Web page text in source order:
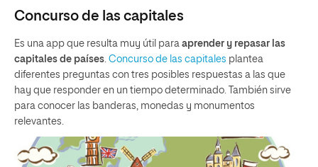
Concurso de las capitales
Es una app que resulta muy útil para aprender y repasar las
capitales de países Concurso de las capitales plantea
diferentes preguntas con tres posibles respuestas a las que
hay que responder en un tiempo determinado. También sirve
para conocer las banderas, monedas y monumentos
relevantes.